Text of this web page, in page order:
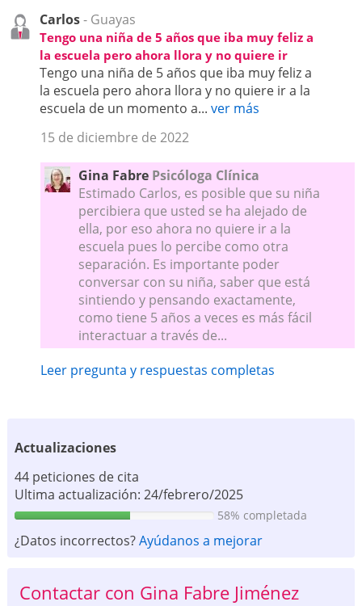
Carlos- Guayas
Tengo una niña de 5 años que iba muy feliz a
la escuela pero ahora llora y no quiere ir
Tengo una niña de 5 años que iba muy feliz a
la escuela pero ahora llora y no quiere ir a la
escuela de un momento a... ver más
15 de diciembre de 2022
Gina Fabre Psicóloga Clínica
Estimado Carlos, es posible que su niña
percibiera que usted se ha alejado de
ella, por eso ahora no quiere ir a la
escuela pues lo percibe como otra
separación. Es importante poder
conversar con su niña, saber que está
sintiendo y pensando exactamente,
como tiene 5 años a veces es más fácil
interactuar a través de...
Leer pregunta y respuestas completas
Actualizaciones
44 peticiones de cita
Ultima actualización: 24/febrero/2025
58% completada
¿Datos incorrectos?Ayúdanos a mejorar
Contactar con Gina Fabre Jiménez